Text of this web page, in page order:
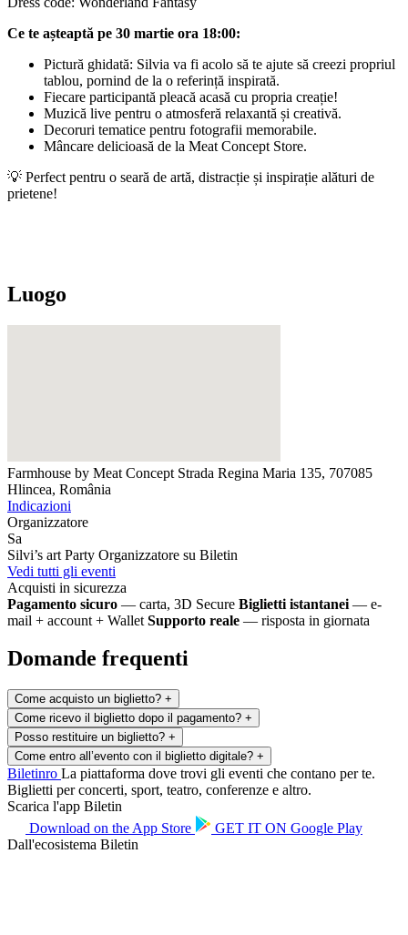
Ce te așteaptă pe 30 martie ora 18:00:
Pictură ghidată: Silvia va fi acolo să te ajute să creezi propriul
tablou, pornind de la o referință inspirată.
Fiecare participantă pleacă acasă cu propria creație!
Muzică live pentru o atmosferă relaxantă și creativă.
Decoruri tematice pentru fotografii memorabile.
Mâncare delicioasă de la Meat Concept Store.
💡 Perfect pentru o seară de artă, distracție și inspirație alături de
prietene!
Luogo
Farmhouse by Meat Concept Strada Regina Maria 135, 707085
Hlincea, România
Indicazioni
Organizzatore
Sa
Silvi’s art Party Organizzatore su Biletin
Vedi tutti gli eventi
Acquisti in sicurezza
Pagamento sicuro — carta, 3D Secure Biglietti istantanei — e-
mail + account + Wallet Supporto reale — risposta in giornata
Domande frequenti
Come acquisto un biglietto? +
Come ricevo il biglietto dopo il pagamento? +
Posso restituire un biglietto? +
Come entro all’evento con il biglietto digitale? +
Biletinro La piattaforma dove trovi gli eventi che contano per te.
Biglietti per concerti, sport, teatro, conferenze e altro.
Scarica l'app Biletin
Download on the App Store GET IT ON Google Play
Dall'ecosistema Biletin